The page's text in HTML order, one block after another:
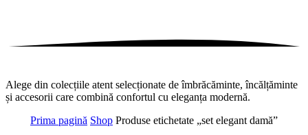
Alege din colecțiile atent selecționate de îmbrăcăminte, încălțăminte
și accesorii care combină confortul cu eleganța modernă.
Prima pagină Shop Produse etichetate „set elegant damă”